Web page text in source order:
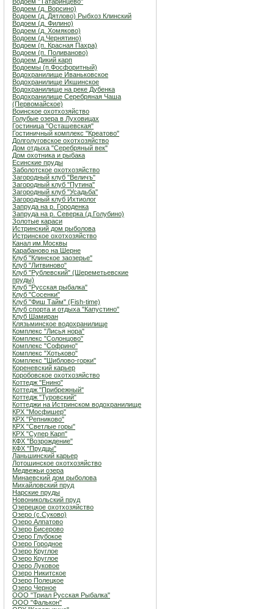
Водоем (д. Ворсино)
Водоем (д. Дятлово) Рыбхоз Клинский
Водоем (д. Филино)
Водоем (д. Хомяково)
Водоем (д.Чернятино)
Водоем (п. Красная Пахра)
Водоем (п. Поливаново)
Водоем Дикий карп
Водоемы (п.Фосфоритный)
Водохранилище Иваньковское
Водохранилище Икшинское
Водохранилище на реке Дубенка
Водохранилище Серебряная Чаша
(Первомайское)
Воинское охотхозяйство
Голубые озера в Луховицах
Гостиница "Осташевcкая"
Гостиничный комплекс "Креатово"
Долголуговское охотхозяйство
Дом отдыха "Серебряный век"
Дом охотника и рыбака
Есинские пруды
Заболотское охотхозяйство
Загородный клуб "Величъ"
Загородный клуб "Путина"
Загородный клуб "Усадьба"
Загородный клуб Ихтиолог
Запруда на р. Городенка
Запруда на р. Северка (д.Голубино)
Золотые караси
Истринский дом рыболова
Истринское охотхозяйство
Канал им.Москвы
Карабаново на Шерне
Клуб "Клинское заозерье"
Клуб "Литвиново"
Клуб "Рублевский" (Шереметьевские
пруды)
Клуб "Русская рыбалка"
Клуб "Сосенки"
Клуб "Фиш Тайм" (Fish-time)
Клуб спорта и отдыха "Капустино"
Клуб Шамиран
Клязьминское водохранилище
Комплекс "Лисья нора"
Комплекс "Солонцово"
Комплекс "Софрино"
Комплекс "Хотьково"
Комплекс "Шиблово-горки"
Кореневский карьер
Коробовское охотхозяйство
Коттедж "Енино"
Коттедж "Прибрежный"
Коттедж "Туровский"
Коттеджи на Истринском водохранилище
КРХ "Мосфишер"
КРХ "Репниково"
КРХ "Светлые горы"
КРХ "Супер Карп"
КФХ "Возрождение"
КФХ "Прудцы"
Ланьшинский карьер
Лотошинское охотхозяйство
Медвежьи озера
Минаевский дом рыболова
Михайловский пруд
Нарские пруды
Новоникольский пруд
Озерецкое охотхозяйство
Озеро (c.Суково)
Озеро Алпатово
Озеро Бисерово
Озеро Глубокое
Озеро Городное
Озеро Круглое
Озеро Круглое
Озеро Луковое
Озеро Никитское
Озеро Полецкое
Озеро Черное
ООО "Триал Русская Рыбалка"
ООО "Фалькон"